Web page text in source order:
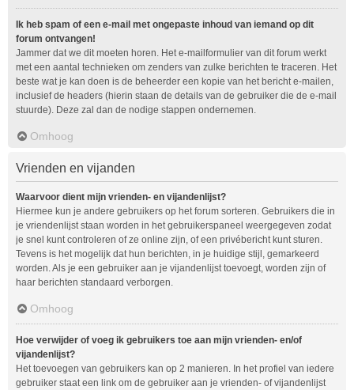
Ik heb spam of een e-mail met ongepaste inhoud van iemand op dit
forum ontvangen!
Jammer dat we dit moeten horen. Het e-mailformulier van dit forum werkt
met een aantal technieken om zenders van zulke berichten te traceren. Het
beste wat je kan doen is de beheerder een kopie van het bericht e-mailen,
inclusief de headers (hierin staan de details van de gebruiker die de e-mail
stuurde). Deze zal dan de nodige stappen ondernemen.
Omhoog
Vrienden en vijanden
Waarvoor dient mijn vrienden- en vijandenlijst?
Hiermee kun je andere gebruikers op het forum sorteren. Gebruikers die in
je vriendenlijst staan worden in het gebruikerspaneel weergegeven zodat
je snel kunt controleren of ze online zijn, of een privébericht kunt sturen.
Tevens is het mogelijk dat hun berichten, in je huidige stijl, gemarkeerd
worden. Als je een gebruiker aan je vijandenlijst toevoegt, worden zijn of
haar berichten standaard verborgen.
Omhoog
Hoe verwijder of voeg ik gebruikers toe aan mijn vrienden- en/of
vijandenlijst?
Het toevoegen van gebruikers kan op 2 manieren. In het profiel van iedere
gebruiker staat een link om de gebruiker aan je vrienden- of vijandenlijst